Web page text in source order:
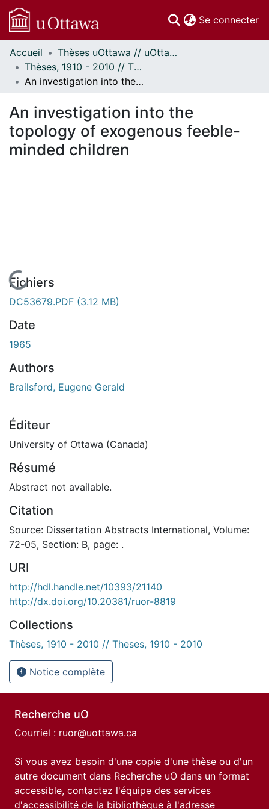
Se connecter
Communautés
et collections
Parcourir
À propos
Accueil
Thèses uOttawa // uOttawa Theses
Thèses, 1910 - 2010 // Theses, 1910 - 2010
An investigation into the topology of exogenous feeble-minded children
An investigation into the
topology of exogenous feeble-
minded children
En cours de chargement...
Fichiers
DC53679.PDF (3.12 MB)
Date
1965
Authors
Brailsford, Eugene Gerald
Éditeur
University of Ottawa (Canada)
Résumé
Abstract not available.
Citation
Source: Dissertation Abstracts International, Volume:
72-05, Section: B, page: .
URI
http://hdl.handle.net/10393/21140
http://dx.doi.org/10.20381/ruor-8819
Collections
Thèses, 1910 - 2010 // Theses, 1910 - 2010
Notice complète
Recherche uO
Courriel : ruor@uottawa.ca
Si vous avez besoin d'une copie d'une thèse ou d'un
autre document dans Recherche uO dans un format
accessible, contactez l'équipe des services
d'accessibilité de la bibliothèque à l'adresse